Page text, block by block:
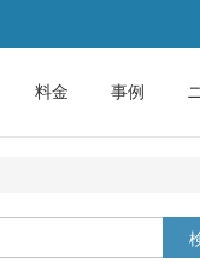
料金 事例